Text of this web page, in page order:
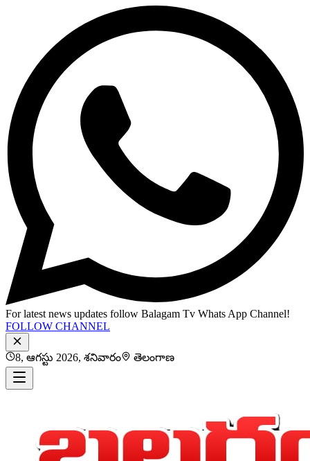
For latest news updates follow Balagam Tv Whats App Channel!
FOLLOW CHANNEL
8, ఆగస్టు 2026, శనివారం తెలంగాణ